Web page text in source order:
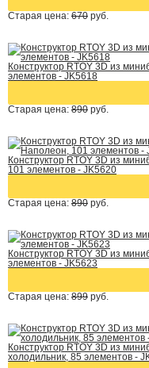
Старая цена: 670 руб.
Конструктор RTOY 3D из
элементов - JK5618
Старая цена: 890 руб.
Конструктор RTOY 3D из
101 элементов - JK5620
Старая цена: 890 руб.
Конструктор RTOY 3D из
элементов - JK5623
Старая цена: 899 руб.
Конструктор RTOY 3D из
холодильник, 85 элементов -